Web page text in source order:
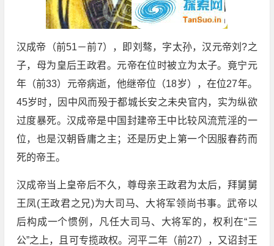
汉成帝（前51－前7），即刘骜，字太孙，汉元帝刘?之
子，母为皇后王政君。元帝在位时被立为太子。竟宁元
年（前33）元帝病逝，他继帝位（18岁），在位27年。
45岁时，因中风而殁于都城长安之未央官内，实为纵欲
过度暴死。汉成帝是中国封建帝王中比较风流荒淫的一
位，也是汉朝昏庸之主；还是历史上第一个因服春药而
死的帝王。
汉成帝当上皇帝后不久，尊母亲王政君为太后，拜舅舅
王凤(王政君之兄)为大司马、大将军领尚书事。武帝以
后构成一个惯例，凡任大司马、大将军的，权利在“三
公”之上，且可专揽政权。河平二年（前27），又诏封王